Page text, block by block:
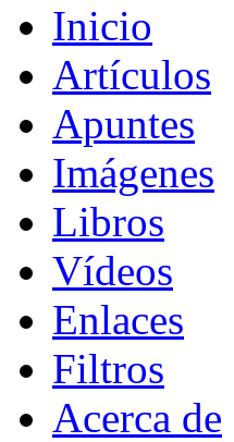
Inicio
Artículos
Apuntes
Imágenes
Libros
Vídeos
Enlaces
Filtros
Acerca de